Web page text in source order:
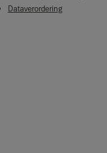
Dataverordering